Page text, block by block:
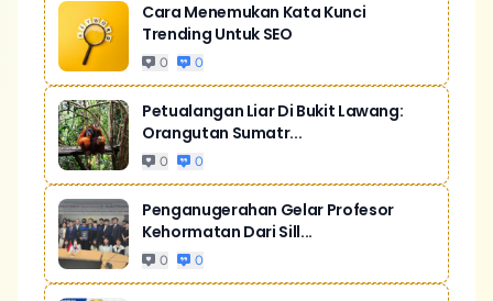
Cara Menemukan Kata Kunci
Trending Untuk SEO
0 0
Petualangan Liar Di Bukit Lawang:
Orangutan Sumatr...
0 0
Penganugerahan Gelar Profesor
Kehormatan Dari Sill...
0 0